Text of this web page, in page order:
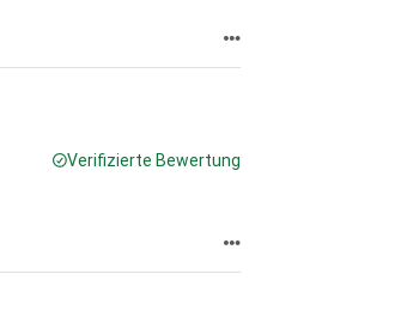
Verifizierte Bewertung